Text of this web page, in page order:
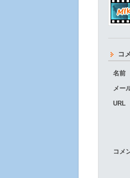
コ
名前
メー
URL
コメ